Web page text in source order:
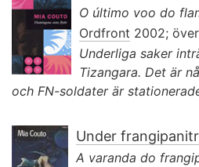
O último voo do
Ordfront 2002;
Underliga saker
Tizangara. Det är
och FN-soldater är
Under
A varanda do